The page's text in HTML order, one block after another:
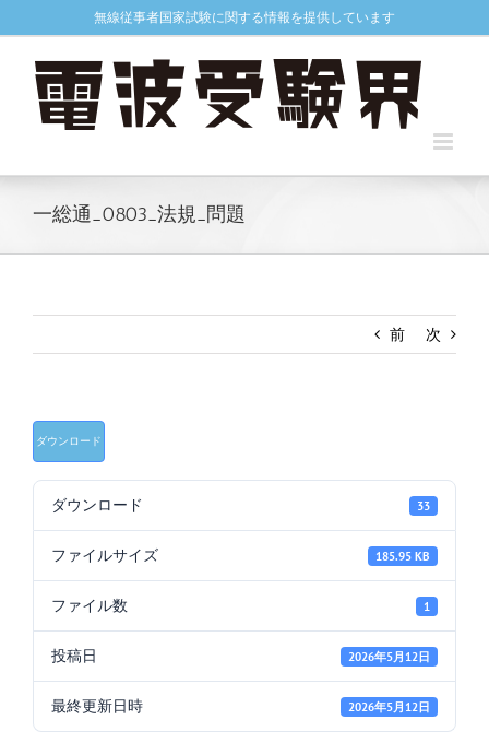
to
無線従事者国家試験に関する情報を提供しています
一総通_0803_法規_問題
前 次
ダウンロード
ダウンロード 33
ファイルサイズ 185.95 KB
ファイル数 1
投稿日 2026年5月12日
最終更新日時 2026年5月12日